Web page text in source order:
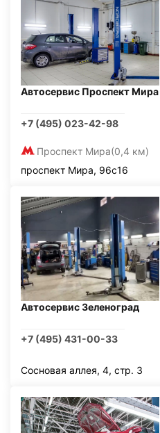
Автосервис Проспект Мира
+7 (495) 023-42-98
Проспект Мира(0,4 км)
проспект Мира, 96с16
Автосервис Зеленоград
+7 (495) 431-00-33
Сосновая аллея, 4, стр. 3